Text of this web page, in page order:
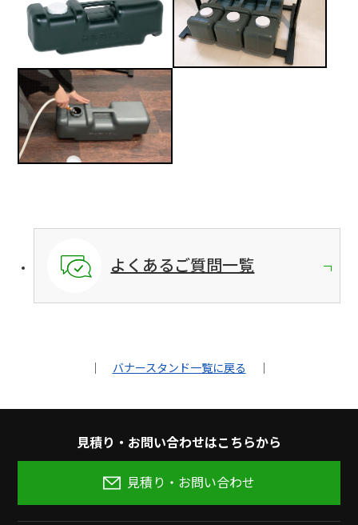
よくあるご質問一覧
バナースタンド一覧に戻る
⾒積り‧お問い合わせはこちらから
見積り・お問い合わせ